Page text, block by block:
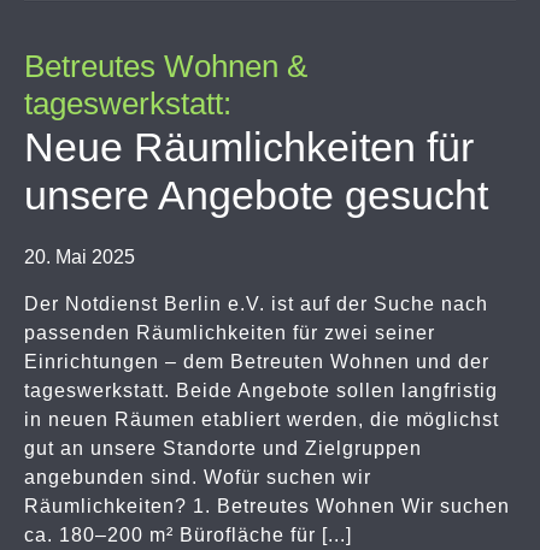
Betreutes Wohnen &
tageswerkstatt:
Neue Räumlichkeiten für
unsere Angebote gesucht
20. Mai 2025
Der Notdienst Berlin e.V. ist auf der Suche nach
passenden Räumlichkeiten für zwei seiner
Einrichtungen – dem Betreuten Wohnen und der
tageswerkstatt. Beide Angebote sollen langfristig
in neuen Räumen etabliert werden, die möglichst
gut an unsere Standorte und Zielgruppen
angebunden sind. Wofür suchen wir
Räumlichkeiten? 1. Betreutes Wohnen Wir suchen
ca. 180–200 m² Bürofläche für [...]